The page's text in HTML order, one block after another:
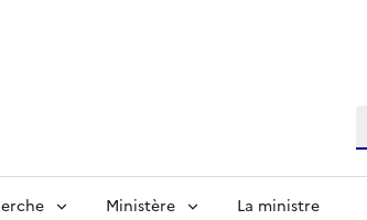
Ministère La ministre